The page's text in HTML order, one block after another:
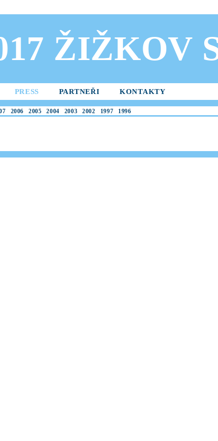
ŽIŽKOV
PRESS PARTNEŘI KONTAKTY
2006 2005 2004 2003 2002 1997 1996